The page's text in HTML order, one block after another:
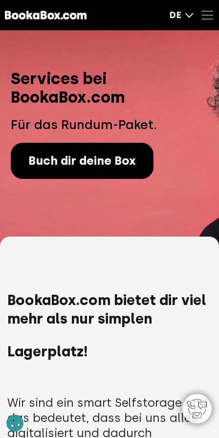
DE
Services bei
BookaBox.com
Für das Rundum-Paket.
Buch dir deine Box
BookaBox.com bietet dir viel
mehr als nur simplen
Lagerplatz!
Wir sind ein smart Selfstorage und
das bedeutet, dass bei uns alles
digitalisiert und dadurch